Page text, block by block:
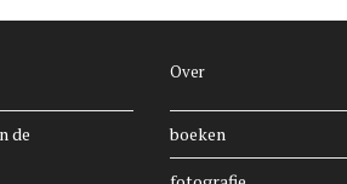
de
Over
boeken